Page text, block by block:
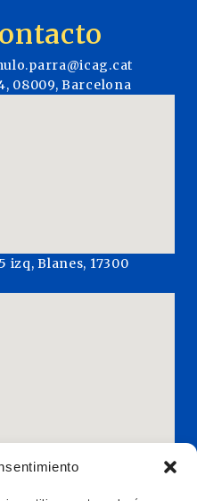
08009, Barcelona
izq, Blanes, 17300